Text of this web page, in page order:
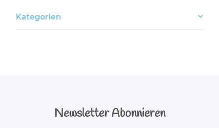
Kategorien
Newsletter Abonnieren